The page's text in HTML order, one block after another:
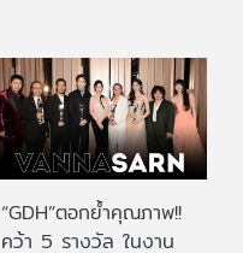
“GDH”ตอกย้ำคุณภาพ!!
คว้า 5 รางวัล ในงาน